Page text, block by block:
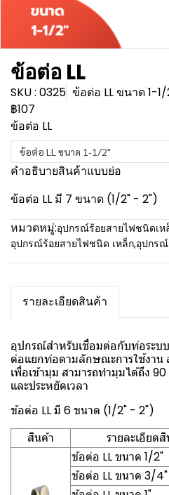
ข้อต่อ LL
SKU : 0325 ข้อต่อ LL ขนาด 1-1/
฿107
ข้อต่อ LL
ข้อต่อ LL ขนาด 1-1/2"
คำอธิบายสินค้าแบบย่อ
ข้อต่อ LL มี 7 ขนาด (1/2" - 2")
หมวดหมู่:อุปกรณ์ร้อยสายไฟชนิดเห
อุปกรณ์ร้อยสายไฟชนิด เหล็ก,อุปกร
รายละเอียดสินค้า
อุปกรณ์สำหรับเชื่อมต่อกับท่อระ
ต่อแยกท่อตามลักษณะการใช้งาน
เพื่อเข้ามุม สามารถทำมุมได้ถึง
และประหยัดเวลา
ข้อต่อ LL มี 6 ขนาด (1/2" - 2")
สินค้า
รายละเอียด
ข้อต่อ LL ขนาด 1/2"
ข้อต่อ LL ขนาด 3/4"